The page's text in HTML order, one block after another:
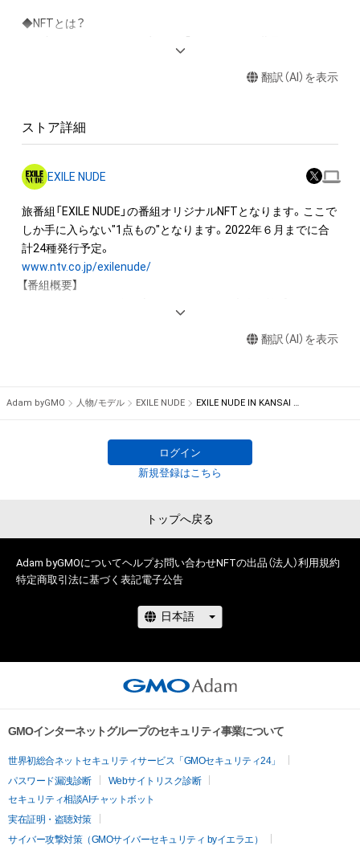
◆NFTとは？
・購入したNFTの画像を閲覧・ダウンロードすること
※画像の閲覧だけであれば購入者以外でも可能です。
・購入したNFTを二次販売（転売）すること
※Adam byGMOまたは外部マーケットプレイス（販売サイト）で
の
二次販売が可能です。
※購入価格以上で二次販売できるかどうかは保証できません。
※購入すると、設定したユーザー名がオーナーとして自動で表
入りのデバイスが自宅に届くといった商品ではございませんの
◆このNFTに関する注意事項
・未成年の方は、保護者などの親権者・その他の法定代理人の同
意を得た上でご利用ください。
匠権その他の知的財産権）は、日本テレビに帰属します。
― このNFTの画像を他の人に配布すること、転送すること
― このNFTの画像を展示すること、書籍等に掲載すること、
ホームページやSNS・動画配信サイト等に掲載・配信することな
ど
― このNFTの画像を加工・改変することなど
― このNFTの画像を別の作品内で二次利用することなど
翻訳（AI）を表示
ストア詳細
EXILE NUDE
旅番組「EXILE NUDE」の番組オリジナルNFTとなります。ここで
しか手に入らない"1点もの"となります。2022年６月までに合
www.ntv.co.jp/exilenude/
【番組概要】
EXILE・橘ケンチが各地の名酒、絶品グルメを気の置けないLDH
「日本を味わうちょっと贅沢な旅をあなたに…」
翻訳（AI）を表示
Adam byGMO 人物/モデル EXILE NUDE EXILE NUDE IN KANSAI No.17
ログイン
新規登録はこちら
トップへ戻る
Adam byGMOについてヘルプお問い合わせNFTの出品（法人）利用規約
特定商取引法に基づく表記電子公告
GMOインターネットグループのセキュリティ事業について
世界初総合ネットセキュリティサービス「GMOセキュリティ24」
パスワード漏洩診断
Webサイトリスク診断
セキュリティ相談AIチャットボット
実在証明・盗聴対策
サイバー攻撃対策（GMOサイバーセキュリティ byイエラエ）